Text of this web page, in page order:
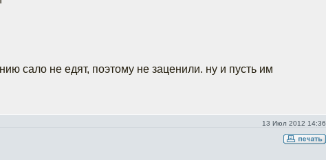
сало не едят, поэтому не заценили. ну и пусть им
13 Июл 2012 14:36